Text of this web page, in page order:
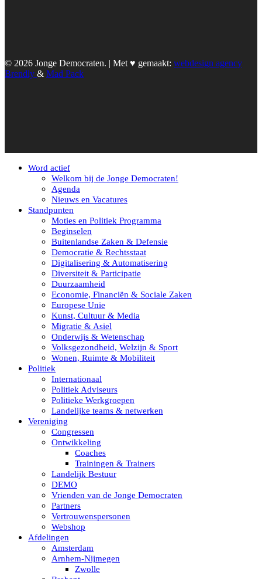
© 2026 Jonge Democraten. | Met ♥︎ gemaakt: webdesign agency
Brendly & Mad Pack
Word actief
Welkom bij de Jonge Democraten!
Agenda
Nieuws en Vacatures
Standpunten
Moties en Politiek Programma
Beginselen
Buitenlandse Zaken & Defensie
Democratie & Rechtsstaat
Digitalisering & Automatisering
Diversiteit & Participatie
Duurzaamheid
Economie, Financiën & Sociale Zaken
Europese Unie
Kunst, Cultuur & Media
Migratie & Asiel
Onderwijs & Wetenschap
Volksgezondheid, Welzijn & Sport
Wonen, Ruimte & Mobiliteit
Politiek
Internationaal
Politiek Adviseurs
Politieke Werkgroepen
Landelijke teams & netwerken
Vereniging
Congressen
Ontwikkeling
Coaches
Trainingen & Trainers
Landelijk Bestuur
DEMO
Vrienden van de Jonge Democraten
Partners
Vertrouwenspersonen
Webshop
Afdelingen
Amsterdam
Arnhem-Nijmegen
Zwolle